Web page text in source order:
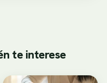
te interese